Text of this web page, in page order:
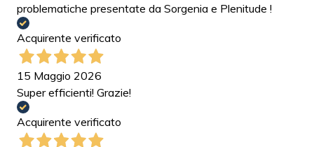
problematiche presentate da Sorgenia e Plenitude !
Acquirente verificato
15 Maggio 2026
Super efficienti! Grazie!
Acquirente verificato